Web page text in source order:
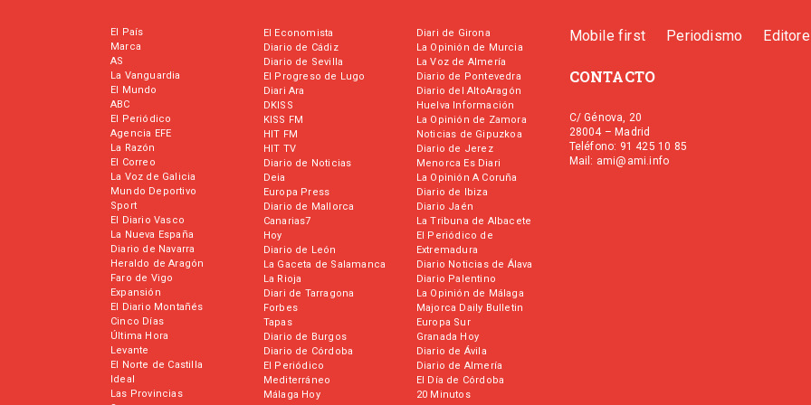
El País
Marca
AS
La Vanguardia
El Mundo
ABC
El Periódico
Agencia EFE
La Razón
El Correo
La Voz de Galicia
Mundo Deportivo
Sport
El Diario Vasco
La Nueva España
Diario de Navarra
Heraldo de Aragón
Faro de Vigo
Expansión
El Diario Montañés
Cinco Días
Última Hora
Levante
El Norte de Castilla
Ideal
Las Provincias
El Economista
Diario de Cádiz
Diario de Sevilla
El Progreso de Lugo
Diari Ara
DKISS
KISS FM
HIT FM
HIT TV
Diario de Noticias
Deia
Europa Press
Diario de Mallorca
Canarias7
Hoy
Diario de León
La Gaceta de Salamanca
La Rioja
Diari de Tarragona
Forbes
Tapas
Diario de Burgos
Diario de Córdoba
El Periódico
Mediterráneo
Málaga Hoy
Diari de Girona
La Opinión de Murcia
La Voz de Almería
Diario de Pontevedra
Diario del AltoAragón
Huelva Información
La Opinión de Zamora
Noticias de Gipuzkoa
Diario de Jerez
Menorca Es Diari
La Opinión A Coruña
Diario de Ibiza
Diario Jaén
La Tribuna de Albacete
El Periódico de
Extremadura
Diario Noticias de Álava
Diario Palentino
La Opinión de Málaga
Majorca Daily Bulletin
Europa Sur
Granada Hoy
Diario de Ávila
Diario de Almería
El Día de Córdoba
20 Minutos
Mobile first Periodismo
CONTACTO
C/ Génova, 20
28004 – Madrid
Teléfono: 91 425 10 85
Mail: ami@ami.info